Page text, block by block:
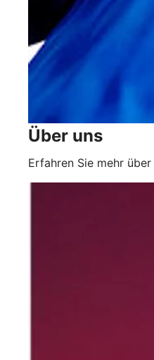
Über uns
Erfahren Sie mehr